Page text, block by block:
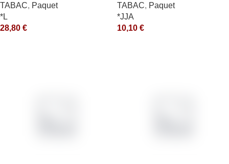
TABAC, Paquet
*L
28,80 €
TABAC, Paquet
*JJA
10,10 €